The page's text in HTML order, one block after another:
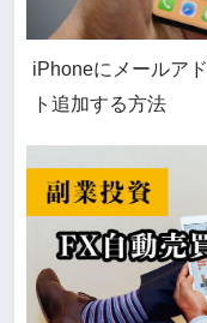
iPhoneにメールア
ト追加する方法